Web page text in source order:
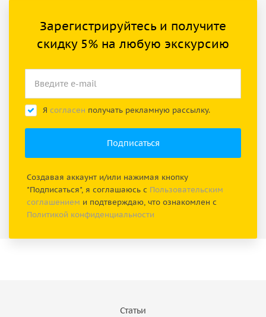
Зарегистрируйтесь и получите
скидку 5% на любую экскурсию
Я согласен получать рекламную рассылку.
Создавая аккаунт и/или нажимая кнопку
"Подписаться", я соглашаюсь с Пользовательским
соглашением и подтверждаю, что ознакомлен с
Политикой конфиденциальности
Статьи